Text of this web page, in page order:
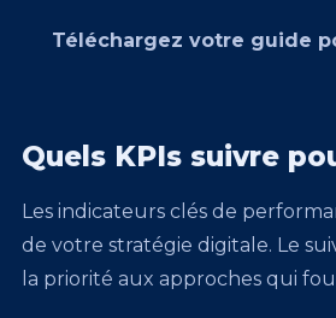
Téléchargez votre guide
Quels KPIs suivre
Les indicateurs clés de
de votre stratégie digitale. Le
la priorité aux approches qui